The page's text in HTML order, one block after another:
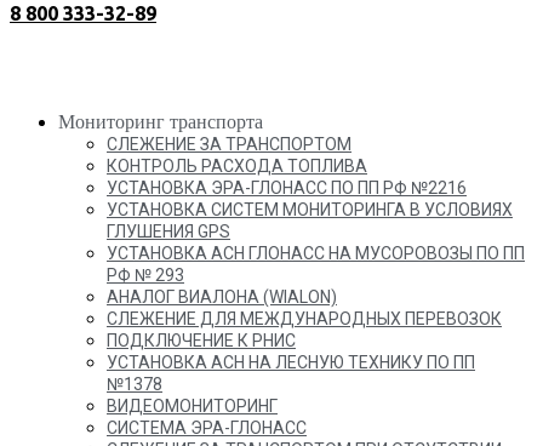
8 800 333-32-89
Мониторинг транспорта
СЛЕЖЕНИЕ ЗА ТРАНСПОРТОМ
КОНТРОЛЬ РАСХОДА ТОПЛИВА
УСТАНОВКА ЭРА-ГЛОНАСС ПО ПП РФ №2216
УСТАНОВКА СИСТЕМ МОНИТОРИНГА В УСЛОВИЯХ
ГЛУШЕНИЯ GPS
УСТАНОВКА АСН ГЛОНАСС НА МУСОРОВОЗЫ ПО ПП
РФ № 293
АНАЛОГ ВИАЛОНА (WIALON)
СЛЕЖЕНИЕ ДЛЯ МЕЖДУНАРОДНЫХ ПЕРЕВОЗОК
ПОДКЛЮЧЕНИЕ К РНИС
УСТАНОВКА АСН НА ЛЕСНУЮ ТЕХНИКУ ПО ПП
№1378
ВИДЕОМОНИТОРИНГ
СИСТЕМА ЭРА-ГЛОНАСС